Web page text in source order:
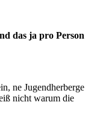
das ja pro Person
ne Jugendherberge
nicht warum die